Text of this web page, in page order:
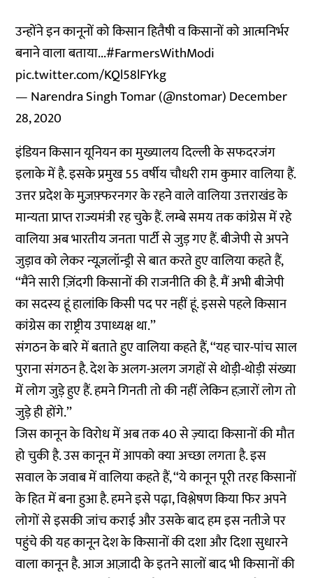
उन्होंने इन कानूनों को किसान हितैषी व किसानों को आत्मनिर्भर
बनाने वाला बताया...#FarmersWithModi
pic.twitter.com/KQl58lFYkg
— Narendra Singh Tomar (@nstomar)December
28, 2020
इंडियन किसान यूनियन का मुख्यालय दिल्ली के सफदरजंग
इलाके में है. इसके प्रमुख 55 वर्षीय चौधरी राम कुमार वालिया हैं.
उत्तर प्रदेश के मुज़फ़्फरनगर के रहने वाले वालिया उत्तराखंड के
मान्यता प्राप्त राज्यमंत्री रह चुके हैं. लम्बे समय तक कांग्रेस में रहे
वालिया अब भारतीय जनता पार्टी से जुड़ गए हैं. बीजेपी से अपने
जुड़ाव को लेकर न्यूज़लॉन्ड्री से बात करते हुए वालिया कहते हैं,
‘‘मैंने सारी ज़िंदगी किसानों की राजनीति की है. मैं अभी बीजेपी
का सदस्य हूं हालांकि किसी पद पर नहीं हूं. इससे पहले किसान
कांग्रेस का राष्ट्रीय उपाध्यक्ष था.’’
संगठन के बारे में बताते हुए वालिया कहते हैं, ‘‘यह चार-पांच साल
पुराना संगठन है. देश के अलग-अलग जगहों से थोड़ी-थोड़ी संख्या
में लोग जुड़े हुए हैं. हमने गिनती तो की नहीं लेकिन हज़ारों लोग तो
जुड़े ही होंगे.’’
जिस कानून के विरोध में अब तक 40 से ज़्यादा किसानों की मौत
हो चुकी है. उस कानून में आपको क्या अच्छा लगता है. इस
सवाल के जवाब में वालिया कहते हैं, ‘‘ये कानून पूरी तरह किसानों
के हित में बना हुआ है. हमने इसे पढ़ा, विश्लेषण किया फिर अपने
लोगों से इसकी जांच कराई और उसके बाद हम इस नतीजे पर
पहुंचे की यह कानून देश के किसानों की दशा और दिशा सुधारने
वाला कानून है. आज आज़ादी के इतने सालों बाद भी किसानों की